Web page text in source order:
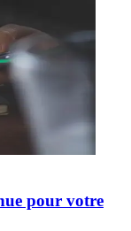
pour votre